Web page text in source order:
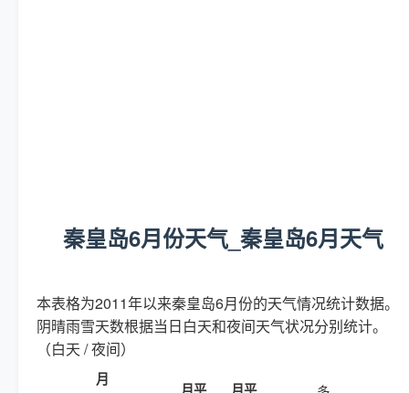
秦皇岛6月份天气_秦皇岛6月天气
本表格为2011年以来秦皇岛6月份的天气情况统计数据。
阴晴雨雪天数根据当日白天和夜间天气状况分别统计。
（白天 / 夜间）
月
月平
月平